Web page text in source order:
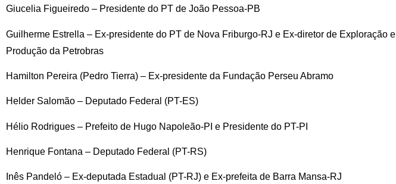
Giucelia Figueiredo – Presidente do PT de João Pessoa-PB
Guilherme Estrella – Ex-presidente do PT de Nova Friburgo-RJ e Ex-diretor de Exploração e
Produção da Petrobras
Hamilton Pereira (Pedro Tierra) – Ex-presidente da Fundação Perseu Abramo
Helder Salomão – Deputado Federal (PT-ES)
Hélio Rodrigues – Prefeito de Hugo Napoleão-PI e Presidente do PT-PI
Henrique Fontana – Deputado Federal (PT-RS)
Inês Pandeló – Ex-deputada Estadual (PT-RJ) e Ex-prefeita de Barra Mansa-RJ